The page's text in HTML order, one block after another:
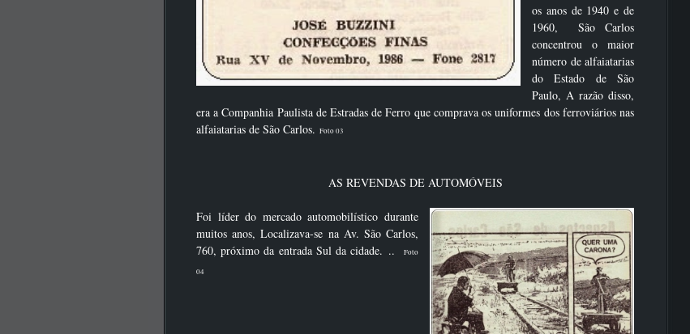
os anos de 1940 e de
1960, São Carlos
concentrou o maior
número de alfaiatarias
do Estado de São
Paulo, A razão disso,
era a Companhia Paulista de Estradas de Ferro que comprava os uniformes dos ferroviários nas
alfaiatarias de São Carlos. Foto 03
AS REVENDAS DE AUTOMÓVEIS
Foi líder do mercado automobilístico durante
muitos anos, Localizava-se na Av. São Carlos,
760, próximo da entrada Sul da cidade. ..
Foto
04